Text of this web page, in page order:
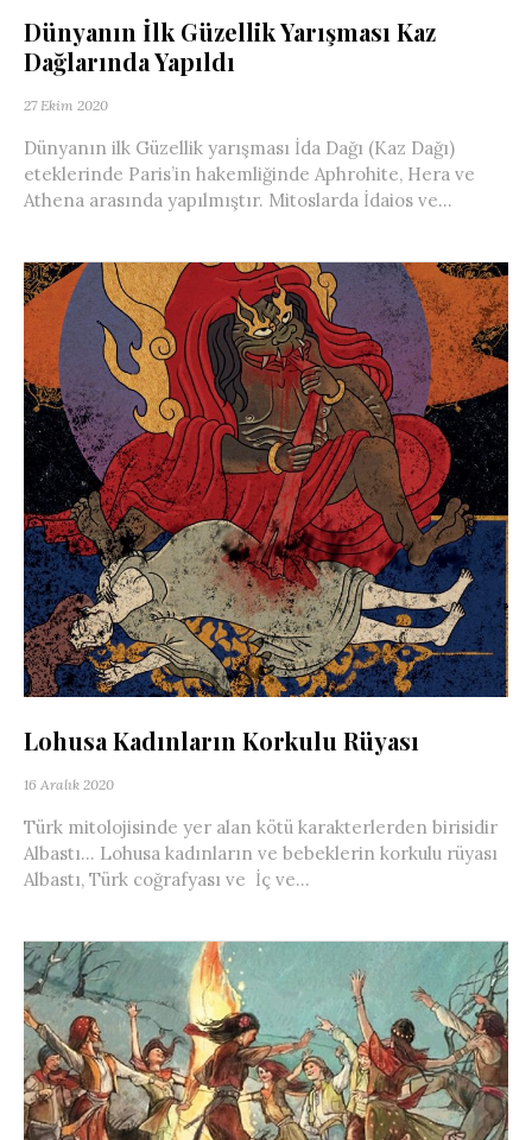
Dünyanın İlk Güzellik Yarışması Kaz
Dağlarında Yapıldı
27 Ekim 2020
Dünyanın ilk Güzellik yarışması İda Dağı (Kaz Dağı)
eteklerinde Paris’in hakemliğinde Aphrohite, Hera ve
Athena arasında yapılmıştır. Mitoslarda İdaios ve...
Lohusa Kadınların Korkulu Rüyası
16 Aralık 2020
Türk mitolojisinde yer alan kötü karakterlerden birisidir
Albastı… Lohusa kadınların ve bebeklerin korkulu rüyası
Albastı, Türk coğrafyası ve İç ve...